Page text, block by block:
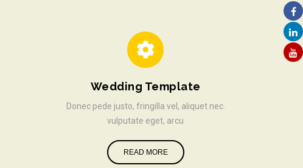
Wedding Template
Donec pede justo, fringilla vel, aliquet nec.
vulputate eget, arcu
READ MORE